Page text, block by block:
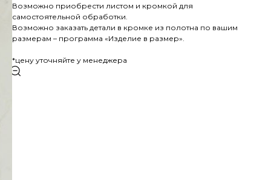
Возможно приобрести листом и кромкой для
самостоятельной обработки.
Возможно заказать детали в кромке из полотна по вашим
размерам – программа «Изделие в размер».
*цену уточняйте у менеджера